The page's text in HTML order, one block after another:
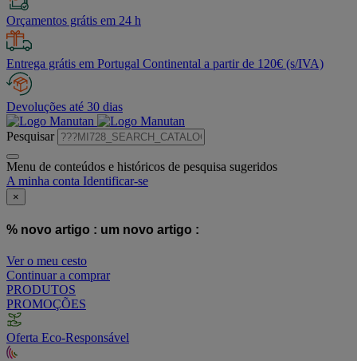
Orçamentos grátis em 24 h
Entrega grátis em Portugal Continental a partir de 120€ (s/IVA)
Devoluções até 30 dias
Pesquisar
Menu de conteúdos e históricos de pesquisa sugeridos
A minha conta Identificar-se
×
% novo artigo : um novo artigo :
Ver o meu cesto
Continuar a comprar
PRODUTOS
PROMOÇÕES
Oferta Eco-Responsável